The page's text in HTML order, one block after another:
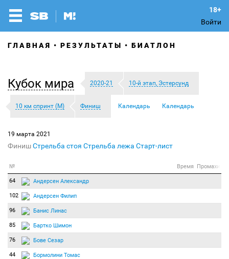
Войти
ГЛАВНАЯ РЕЗУЛЬТАТЫ БИАТЛОН
Кубок мира 2020-21 10-й этап, Эстерсунд
10 км спринт (М) Финиш Календарь Календарь
19 марта 2021
ФинишСтрельба стоя Стрельба лежа Старт-лист
№ Время Промахи
64 Андерсен Александр
102 Андерсен Филип
96 Банис Линас
85 Бартко Шимон
76 Бове Сезар
44 Бормолини Томас